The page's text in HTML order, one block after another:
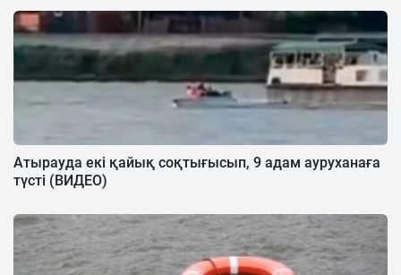
Атырауда екі қайық соқтығысып, 9 адам ауруханаға
түсті (ВИДЕО)